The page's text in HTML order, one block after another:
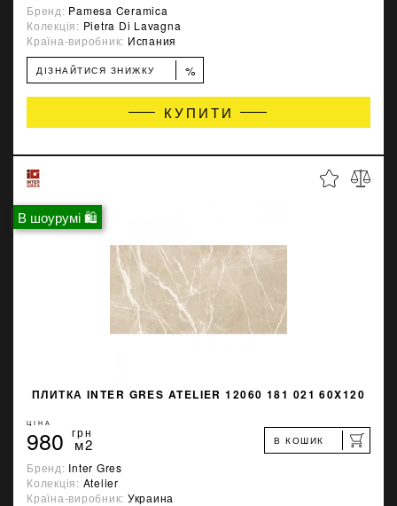
Бренд: Pamesa Ceramica
Колекція: Pietra Di Lavagna
Країна-виробник: Испания
ДІЗНАЙТИСЯ ЗНИЖКУ %
КУПИТИ
В шоурумі 🛍
ПЛИТКА INTER GRES ATELIER 12060 181 021 60X120
ЦІНА
980 грн
м2 В КОШИК
Бренд: Inter Gres
Колекція: Atelier
Країна-виробник: Украина